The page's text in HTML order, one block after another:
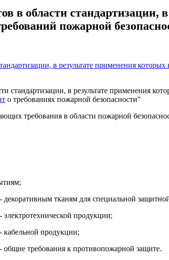
в области стандартизации,
пожарной
стандартизации, в результате применения
о требованиях пожарной безопасности"
требования в области пожарной
- декоративным тканям для специальной
- электротехнической продукции;
- кабельной продукции;
- общие требования к противопожарной защите.